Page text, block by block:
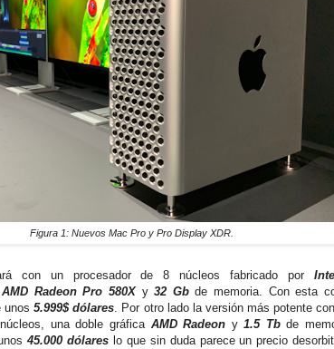
Figura 1: Nuevos Mac Pro y Pro Display XDR.
con un procesador de 8 núcleos fabricado por
AMD Radeon Pro 580Xy32 Gbde memoria. Con esta
unos5.999$ dólares. Por otro lado la versión más potente
una doble gráfica AMD Radeon y1.5 Tbde
45.000 dólares lo que sin duda parece un precio